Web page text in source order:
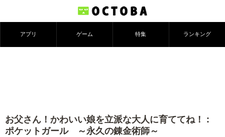
アプリ ゲーム 特集 ランキング
お父さん！かわいい娘を立派な大人に育ててね！ :
ポケットガール ～永久の錬金術師～